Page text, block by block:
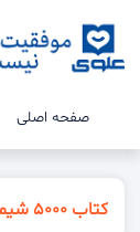
صفحه اصلی
کتاب 5000 شیمی استادان محمد رضا و امید مصلایی